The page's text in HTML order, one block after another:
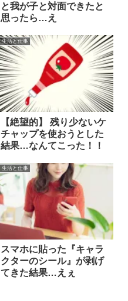
と我が子と対面できたと
思ったら…え
生活と仕事
【絶望的】 残り少ないケ
チャップを使おうとした
結果…なんてこった！！
生活と仕事
スマホに貼った『キャラ
クターのシール』が剥げ
てきた結果…えぇ